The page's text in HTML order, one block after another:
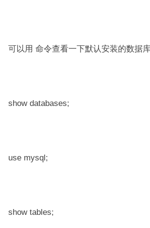
可以用 命令查看一下默认安装的数据库
show databases;
use mysql;
show tables;